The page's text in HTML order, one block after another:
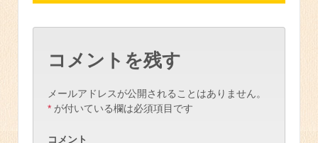
コメントを残す
メールアドレスが公開されることはありません。
* が付いている欄は必須項目です
コメント